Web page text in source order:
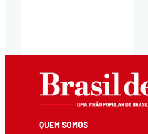
QUEM SOMOS